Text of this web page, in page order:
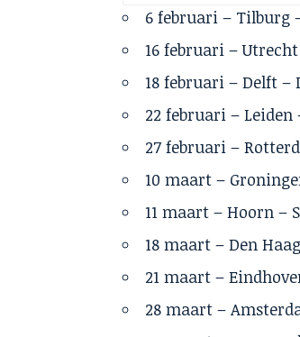
6 februari – Tilburg
16 februari –
18 februari – Delft –
22 februari – Leiden
27 februari –
10 maart –
11 maart – Hoorn –
18 maart – Den
21 maart –
28 maart –